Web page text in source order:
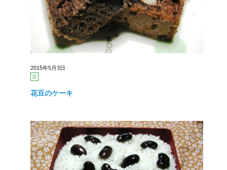
2015年5月3日
豆
花豆のケーキ